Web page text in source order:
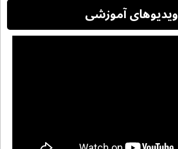
ویدیوهای آموزشی